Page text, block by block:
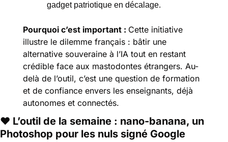
gadget patriotique en décalage.
Pourquoi c’est important : Cette initiative
illustre le dilemme français : bâtir une
alternative souveraine à l’IA tout en restant
crédible face aux mastodontes étrangers. Au-
delà de l’outil, c’est une question de formation
et de confiance envers les enseignants, déjà
autonomes et connectés.
❤️ L’outil de la semaine : nano-banana, un
Photoshop pour les nuls signé Google